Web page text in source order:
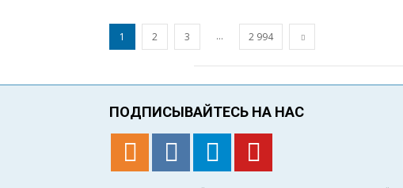
1 2 3 ... 2 994
ПОДПИСЫВАЙТЕСЬ НА НАС